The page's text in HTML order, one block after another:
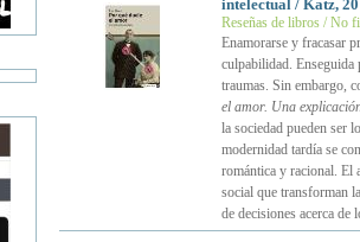
intelectual / Katz,
Reseñas de libros / No
Enamorarse y fracasar
culpabilidad. Enseguida
traumas. Sin embargo,
el amor. Una
la sociedad pueden ser
modernidad tardía se
romántica y racional. El
social que transforman
de decisiones acerca